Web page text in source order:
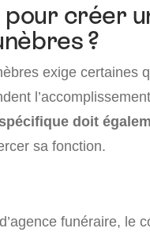
créer
?
exige certaines
doit
sa fonction.
funéraire, le